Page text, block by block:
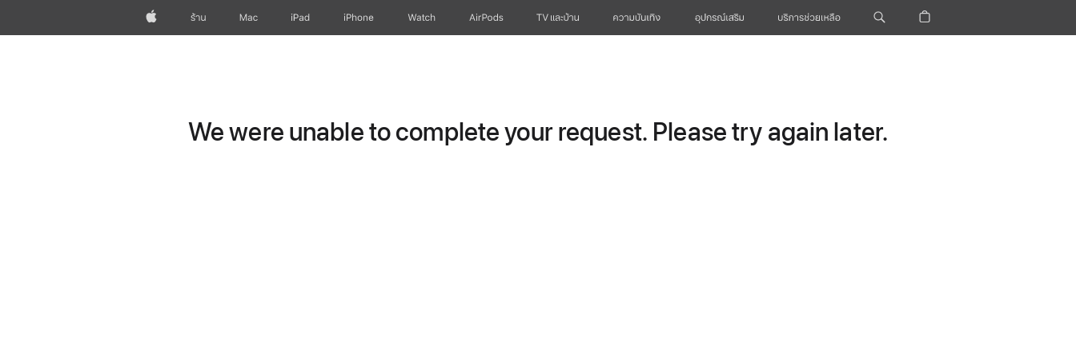
Appleร้าน Mac iPad iPhone Watch AirPods TV และบ้าน ความบันเทิง อุปกรณ์เสริม บริการช่วยเหลือ
We were unable to complete your request. Please try again later.